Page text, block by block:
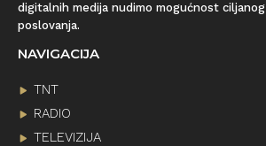
digitalnih medija nudimo mogućnost
poslovanja.
NAVIGACIJA
TNT
RADIO
TELEVIZIJA